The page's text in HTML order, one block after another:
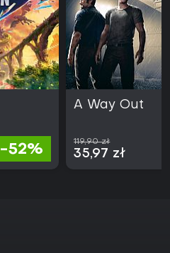
-52%
A Way Out
119,90 zł
35,97 zł